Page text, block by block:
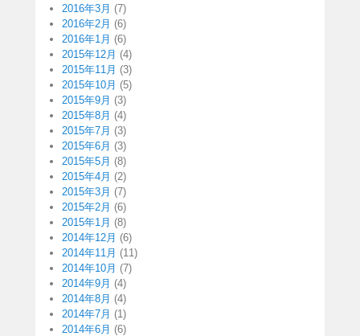
2016年3月 (7)
2016年2月 (6)
2016年1月 (6)
2015年12月 (4)
2015年11月 (3)
2015年10月 (5)
2015年9月 (3)
2015年8月 (4)
2015年7月 (3)
2015年6月 (3)
2015年5月 (8)
2015年4月 (2)
2015年3月 (7)
2015年2月 (6)
2015年1月 (8)
2014年12月 (6)
2014年11月 (11)
2014年10月 (7)
2014年9月 (4)
2014年8月 (4)
2014年7月 (1)
2014年6月 (6)